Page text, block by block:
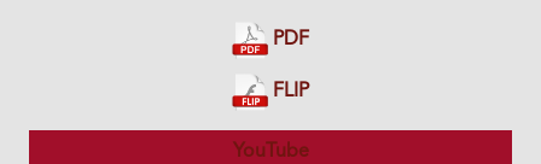
PDF
FLIP
YouTube